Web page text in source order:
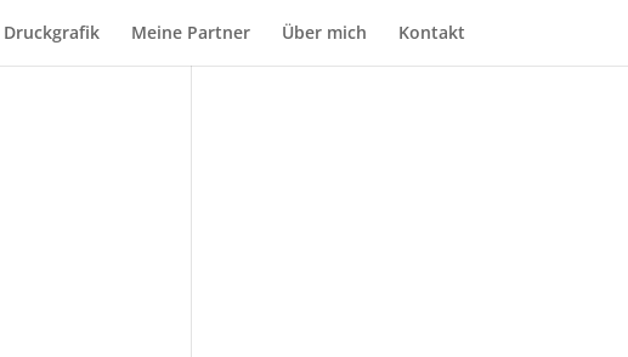
Druckgrafik Meine Partner Über mich Kontakt